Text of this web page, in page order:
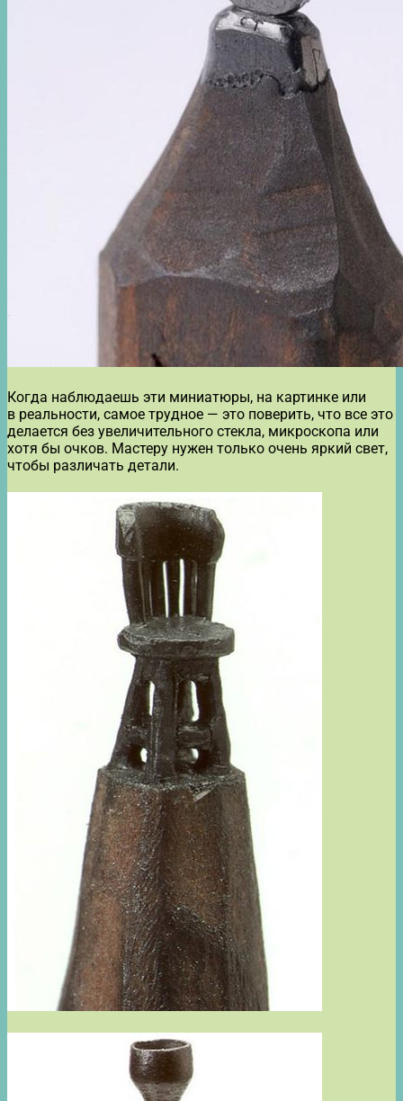
Когда наблюдаешь эти миниатюры, на картинке или
в реальности, самое трудное — это поверить, что все это
делается без увеличительного стекла, микроскопа или
хотя бы очков. Мастеру нужен только очень яркий свет,
чтобы различать детали.